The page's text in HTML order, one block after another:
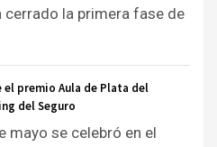
cerrado la primera fase de
el premio Aula de Plata del
del Seguro
mayo se celebró en el